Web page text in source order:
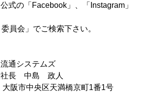
式の「Facebook」、「Instagram」
員会」でご検索下さい。
通システムズ
社長 中島 政人
阪市中央区天満橋京町1番1号